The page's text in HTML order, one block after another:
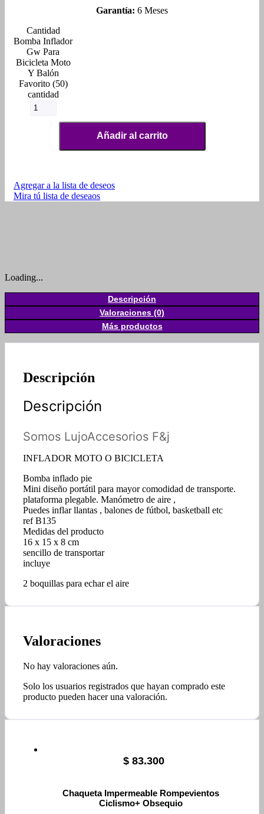
Garantía: 6 Meses
Bomba Inflador
Gw Para
Bicicleta Moto
Y Balón
Favorito (50)
cantidad
Añadir al carrito
Agregar a la lista de deseos
Mira tú lista de deseaos
Loading...
Descripción
Valoraciones (0)
Más productos
Descripción
Descripción
Somos LujoAccesorios F&j
INFLADOR MOTO O BICICLETA
Bomba inflado pie
Mini diseño portátil para mayor comodidad de transporte.
plataforma plegable. Manómetro de aire ,
Puedes inflar llantas , balones de fútbol, basketball etc
ref B135
Medidas del producto
16 x 15 x 8 cm
sencillo de transportar
incluye
2 boquillas para echar el aire
Valoraciones
No hay valoraciones aún.
Solo los usuarios registrados que hayan comprado este
producto pueden hacer una valoración.
$ 83.300
Chaqueta Impermeable Rompevientos
Ciclismo+ Obsequio